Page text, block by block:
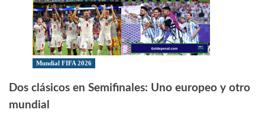
Mundial FIFA 2026
Dos clásicos en Semifinales: Uno europeo y otro
mundial